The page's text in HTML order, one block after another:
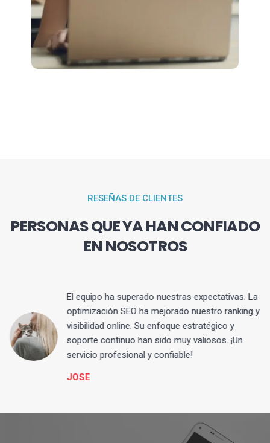
RESEÑAS DE CLIENTES
PERSONAS QUE YA HAN CONFIADO
EN NOSOTROS
El equipo ha superado nuestras expectativas. La
optimización SEO ha mejorado nuestro ranking y
visibilidad online. Su enfoque estratégico y
soporte continuo han sido muy valiosos. ¡Un
servicio profesional y confiable!
JOSE